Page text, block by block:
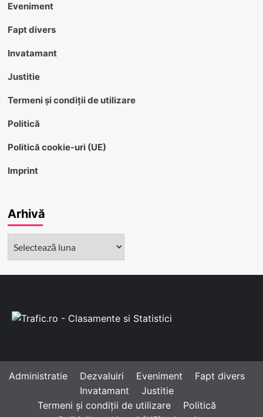
Eveniment
Fapt divers
Invatamant
Justitie
Termeni și condiții de utilizare
Politică
Politică cookie-uri (UE)
Imprint
Arhivă
Administratie Dezvaluiri Eveniment
Fapt divers
Invatamant
Justitie
Termeni și condiții de utilizare
Politică